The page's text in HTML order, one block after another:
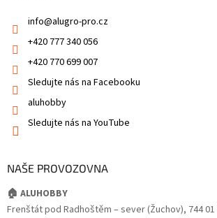
info@alugro-pro.cz
+420 777 340 056
+420 770 699 007
Sledujte nás na Facebooku
aluhobby
Sledujte nás na YouTube
NAŠE PROVOZOVNA
🏠 ALUHOBBY
Frenštát pod Radhoštěm – sever (Žuchov), 744 01